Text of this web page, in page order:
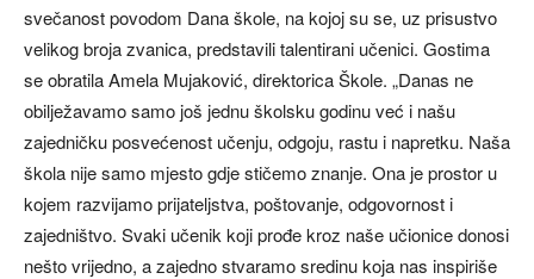
svečanost povodom Dana škole, na kojoj su se, uz prisustvo
velikog broja zvanica, predstavili talentirani učenici. Gostima
se obratila Amela Mujaković, direktorica Škole. „Danas ne
obilježavamo samo još jednu školsku godinu već i našu
zajedničku posvećenost učenju, odgoju, rastu i napretku. Naša
škola nije samo mjesto gdje stičemo znanje. Ona je prostor u
kojem razvijamo prijateljstva, poštovanje, odgovornost i
zajedništvo. Svaki učenik koji prođe kroz naše učionice donosi
nešto vrijedno, a zajedno stvaramo sredinu koja nas inspiriše